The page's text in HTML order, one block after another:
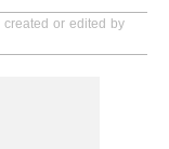
or edited by